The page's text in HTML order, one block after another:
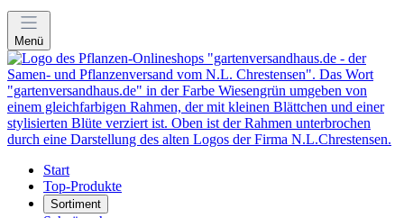
Menü
Start
Top-Produkte
Sortiment